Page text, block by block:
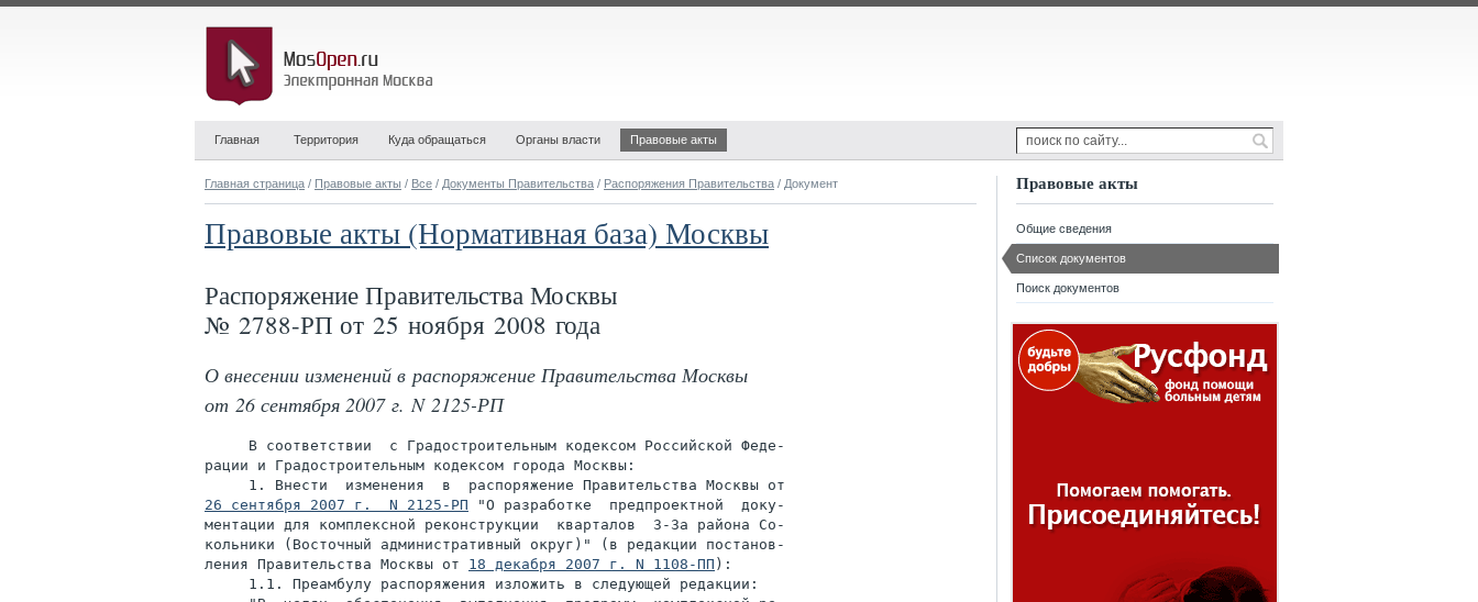
Главная Территория Куда обращаться Органы власти Правовые акты
Главная страница / Правовые акты / Все / Документы Правительства / Распоряжения Правительства / Документ
Правовые акты (Нормативная база) Москвы
Распоряжение Правительства Москвы
№ 2788-РП от 25 ноября 2008 года
О внесении изменений в распоряжение Правительства Москвы
от 26 сентября 2007 г. N 2125-РП
     В соответствии  с Градостроительным кодексом Российской Феде-
рации и Градостроительным кодексом города Москвы:
26 сентября 2007 г.  N 2125-РП "О разработке  предпроектной  доку-
ментации для комплексной реконструкции  кварталов  3-3а района Со-
кольники (Восточный административный округ)" (в редакции постанов-
ления Правительства Москвы от 18 декабря 2007 г. N 1108-ПП ):
     1.1. Преамбулу распоряжения изложить в следующей редакции:
Правовые акты
Общие сведения
Список документов
Поиск документов